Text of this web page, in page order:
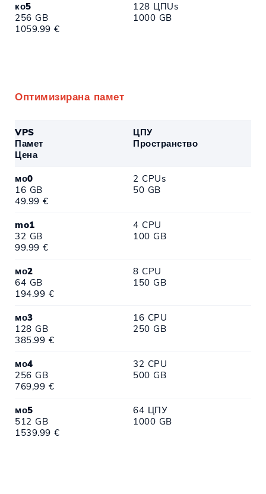
ко5
128 ЦПUs
256 GB
1000 GB
1059.99 €
Оптимизирана памет
VPS
ЦПУ
Памет
Пространство
Цена
мо0
2 CPUs
16 GB
50 GB
49.99 €
mo1
4 CPU
32 GB
100 GB
99.99 €
мо2
8 CPU
64 GB
150 GB
194.99 €
мо3
16 CPU
128 GB
250 GB
385.99 €
мо4
32 CPU
256 GB
500 GB
769,99 €
мо5
64 ЦПУ
512 GB
1000 GB
1539.99 €